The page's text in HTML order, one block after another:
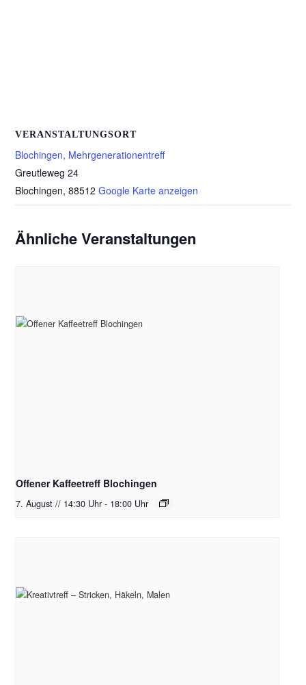
VERANSTALTUNGSORT
Blochingen, Mehrgenerationentreff
Greutleweg 24
Blochingen, 88512 Google Karte anzeigen
Ähnliche Veranstaltungen
Offener Kaffeetreff Blochingen
7. August // 14:30 Uhr - 18:00 Uhr